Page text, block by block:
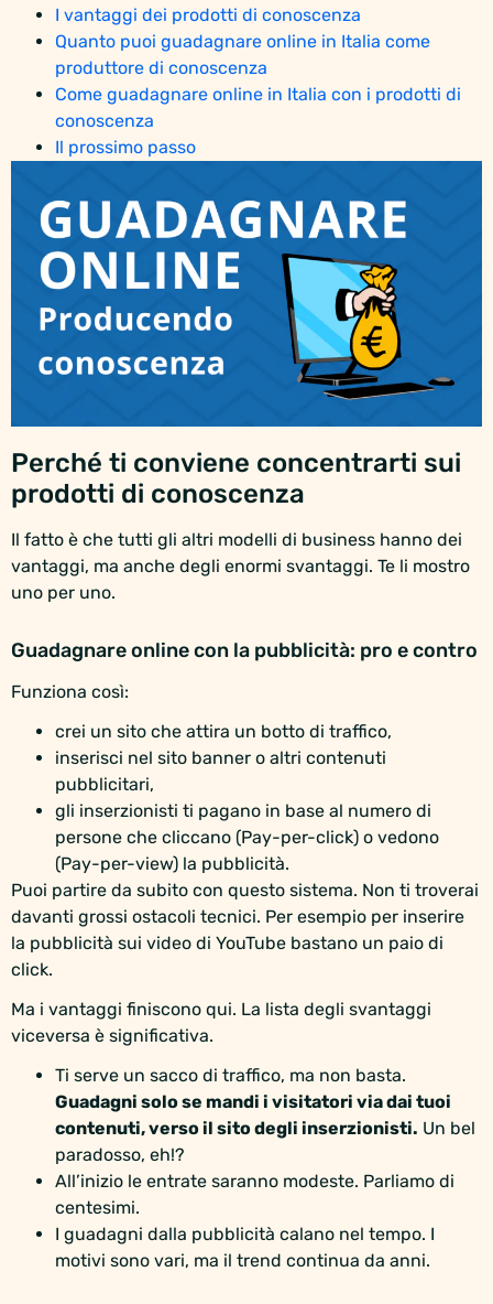
I vantaggi dei prodotti di conoscenza
Quanto puoi guadagnare online in Italia come
produttore di conoscenza
Come guadagnare online in Italia con i prodotti di
conoscenza
Il prossimo passo
Perché ti conviene concentrarti sui
prodotti di conoscenza
Il fatto è che tutti gli altri modelli di business hanno dei
vantaggi, ma anche degli enormi svantaggi. Te li mostro
uno per uno.
Guadagnare online con la pubblicità: pro e contro
Funziona così:
crei un sito che attira un botto di traffico,
inserisci nel sito banner o altri contenuti
pubblicitari,
gli inserzionisti ti pagano in base al numero di
persone che cliccano (Pay-per-click) o vedono
(Pay-per-view) la pubblicità.
Puoi partire da subito con questo sistema. Non ti troverai
davanti grossi ostacoli tecnici. Per esempio per inserire
la pubblicità sui video di YouTube bastano un paio di
click.
Ma i vantaggi finiscono qui. La lista degli svantaggi
viceversa è significativa.
Ti serve un sacco di traffico, ma non basta.
Guadagni solo se mandi i visitatori via dai tuoi
contenuti, verso il sito degli inserzionisti. Un bel
paradosso, eh!?
All’inizio le entrate saranno modeste. Parliamo di
centesimi.
I guadagni dalla pubblicità calano nel tempo. I
motivi sono vari, ma il trend continua da anni.